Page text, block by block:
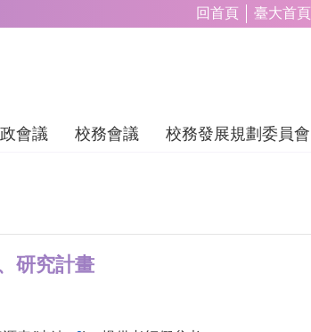
回首頁 臺大首頁
會議 校務會議 校務發展規劃委員會
研究計畫